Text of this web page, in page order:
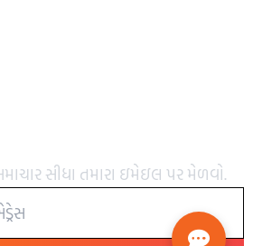
સીધા તમારા ઇમેઇલ પર મેળવો.